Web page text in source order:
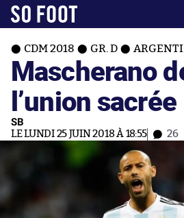
CDM 2018 GR. D
Mascherano
l’union sacrée
SB
LE LUNDI 25 JUIN 2018 À 18:55 26